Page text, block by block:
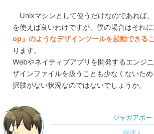
Unixマシンとして使うだけなのであれば
を使えば良いわけですが、僕の場合はそれに
op』のようなデザインツールを起動できる
ります。
Webやネイティブアプリを開発するエンジ
ザインファイルを扱うことも少なくないた
択肢がない状況なのではないでしょうか。
ジャガアポー